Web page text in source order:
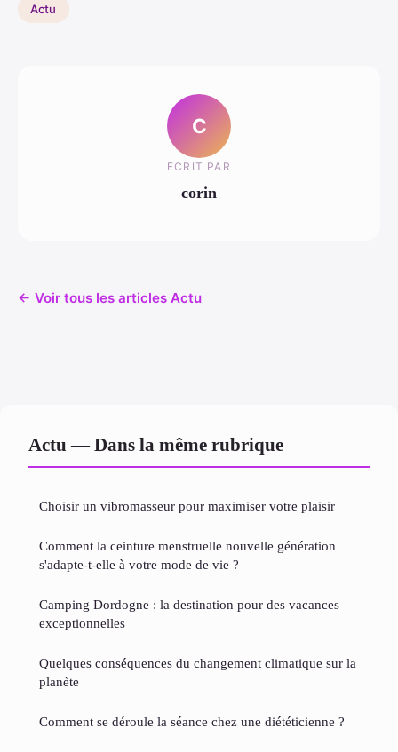
Actu
C
ECRIT PAR
corin
← Voir tous les articles Actu
Actu — Dans la même rubrique
Choisir un vibromasseur pour maximiser votre plaisir
Comment la ceinture menstruelle nouvelle génération
s'adapte-t-elle à votre mode de vie ?
Camping Dordogne : la destination pour des vacances
exceptionnelles
Quelques conséquences du changement climatique sur la
planète
Comment se déroule la séance chez une diététicienne ?